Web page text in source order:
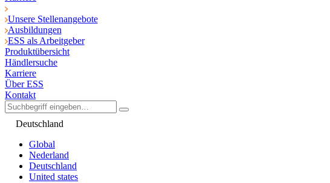
Unsere Stellenangebote
Ausbildungen
ESS als Arbeitgeber
Produktübersicht
Händlersuche
Karriere
Über ESS
Kontakt
Deutschland
Global
Nederland
Deutschland
United states